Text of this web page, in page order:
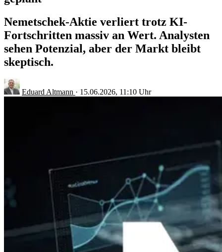
Nemetschek-Aktie verliert trotz KI-
Fortschritten massiv an Wert. Analysten
sehen Potenzial, aber der Markt bleibt
skeptisch.
Eduard Altmann · 15.06.2026, 11:10 Uhr